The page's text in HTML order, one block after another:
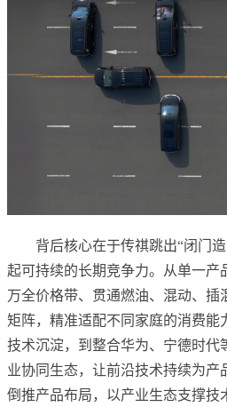
背后核心在于传祺跳出“闭门
起可持续的长期竞争力。从单一产
万全价格带、贯通燃油、混动、插
矩阵，精准适配不同家庭的消费能
技术沉淀，到整合华为、宁德时代
业协同生态，让前沿技术持续为产
倒推产品布局，以产业生态支撑技